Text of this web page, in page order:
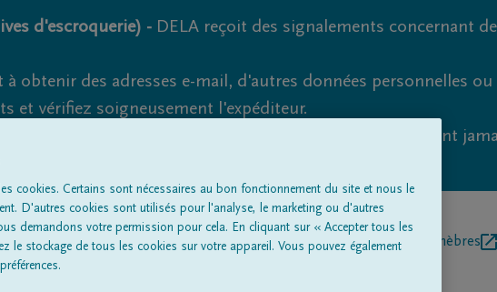
d'escroquerie) - DELA reçoit des signalements concernant
obtenir des adresses e-mail, d'autres données personnelles
et vérifiez soigneusement l'expéditeur.
les tentatives d'hameçonnage et de fraude ne peuvent
Tous les avis de décèsÀ propos de nousEntrepreneur de pompes funèbres
cookies. Certains sont nécessaires au bon fonctionnement du site et nous le
D'autres cookies sont utilisés pour l'analyse, le marketing ou d'autres
demandons votre permission pour cela. En cliquant sur « Accepter tous les
le stockage de tous les cookies sur votre appareil. Vous pouvez également